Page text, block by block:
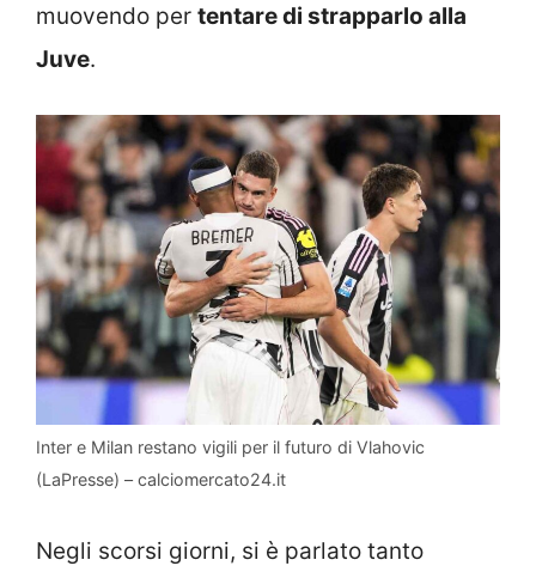
muovendo per tentare di strapparlo alla
Juve.
Inter e Milan restano vigili per il futuro di Vlahovic
(LaPresse) – calciomercato24.it
Negli scorsi giorni, si è parlato tanto